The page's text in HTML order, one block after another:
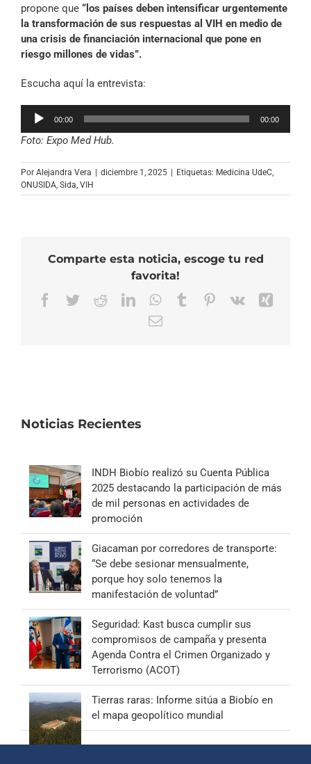
propone que “los países deben intensificar urgentemente
la transformación de sus respuestas al VIH en medio de
una crisis de financiación internacional que pone en
riesgo millones de vidas”.
Escucha aquí la entrevista:
Reproductor
audio
00:00 00:00
Foto: Expo Med Hub.
Por Alejandra Vera diciembre 1, 2025 Etiquetas: Medicina UdeC,
ONUSIDA, Sida, VIH
Comparte esta noticia, escoge tu red
favorita!
Facebook
TwitterRedditLinkedInWhatsApp
TumblrPinterest
Vk
Correo
Noticias Recientes
INDH Biobío realizó su Cuenta Pública
2025 destacando la participación de más
de mil personas en actividades de
promoción
Giacaman por corredores de transporte:
“Se debe sesionar mensualmente,
porque hoy solo tenemos la
manifestación de voluntad”
Seguridad: Kast busca cumplir sus
compromisos de campaña y presenta
Agenda Contra el Crimen Organizado y
Terrorismo (ACOT)
Tierras raras: Informe sitúa a Biobío en
el mapa geopolítico mundial